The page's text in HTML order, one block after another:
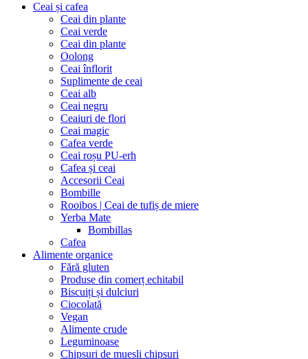
Ceai și cafea
Ceai din plante
Ceai verde
Ceai din plante
Oolong
Ceai înflorit
Suplimente de ceai
Ceai alb
Ceai negru
Ceaiuri de flori
Ceai magic
Cafea verde
Ceai roșu PU-erh
Cafea și ceai
Accesorii Ceai
Bombille
Rooibos | Ceai de tufiș de miere
Yerba Mate
Bombillas
Cafea
Alimente organice
Fără gluten
Produse din comerț echitabil
Biscuiți și dulciuri
Ciocolată
Vegan
Alimente crude
Leguminoase
Chipsuri de muesli chipsuri